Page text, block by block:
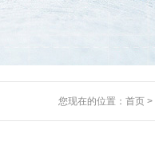
您现在的位置： 首页 >